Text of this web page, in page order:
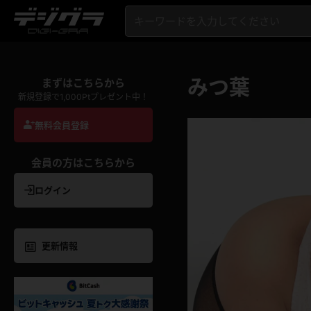
まずはこちらから
新規登録で1,000Ptプレゼント中！
無料会員登録
会員の方はこちらから
ログイン
更新情報
みつ葉